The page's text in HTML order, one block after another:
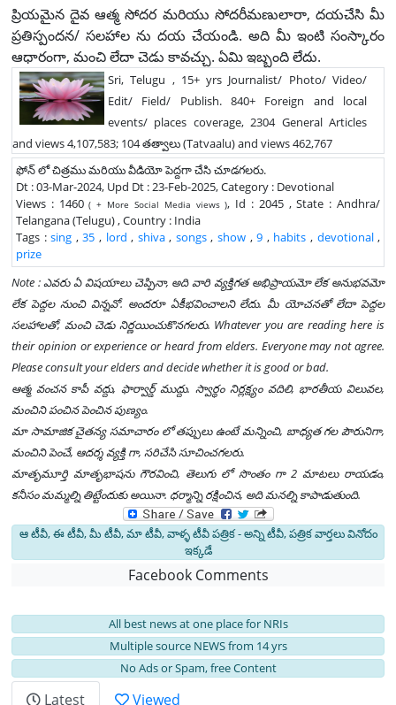
ప్రియమైన దైవ ఆత్మ సోదర మరియు సోదరీమణులారా, దయచేసి మీ
ప్రతిస్పందన/ సలహాల ను దయ చేయండి. అది మీ ఇంటి సంస్కారం
ఆధారంగా, మంచి లేదా చెడు కావచ్చు. ఏమి ఇబ్బంది లేదు.
Sri, Telugu , 15+ yrs Journalist/ Photo/ Video/
Edit/ Field/ Publish. 840+ Foreign and local
events/ places coverage, 2304 General Articles
and views 4,107,583; 104 తత్వాలు (Tatvaalu) and views 462,767
ఫోన్ లో చిత్రము మరియు వీడియో పెద్దగా చేసి చూడగలరు.
Dt : 03-Mar-2024, Upd Dt : 23-Feb-2025, Category : Devotional
Views : 1460( + More Social Media views ), Id : 2045 , State : Andhra/
Telangana (Telugu) , Country : India
Tags :sing ,35 , lord , shiva, songs,show ,9 , habits , devotional,
prize
Note : ఎవరు ఏ విషయాలు చెప్పినా, అది వారి వ్యక్తిగత అభిప్రాయమో లేక అనుభవమో
లేక పెద్దల నుంచి విన్నవో. అందరూ ఏకీభవించాలని లేదు. మీ యోచనతో లేదా పెద్దల
సలహాలతో, మంచి చెడు నిర్ణయించుకొనగలరు. Whatever you are reading here is
their opinion or experience or heard from elders. Everyone may not agree.
Please consult your elders and decide whether it is good or bad.
ఆత్మ వంచన కాపీ వద్దు, ఫార్వార్డ్ ముద్దు. స్వార్థం నిర్లక్ష్యం వదిలి, భారతీయ విలువల,
మంచిని పంచిన పెంచిన పుణ్యం.
మా సామాజిక చైతన్య సమాచారం లో తప్పులు ఉంటే మన్నించి, బాధ్యత గల పౌరునిగా,
మంచిని పెంచే, ఆదర్శ వ్యక్తి గా, సరిచేసి సూచించగలరు.
మాతృమూర్తి మాతృభాషను గౌరవించి, తెలుగు లో సొంతం గా 2 మాటలు రాయడం,
కనీసం మమ్మల్ని తిట్టేందుకు అయినా. ధర్మాన్ని రక్షించిన, అది మనల్ని కాపాడుతుంది.
ఆ టీవీ, ఈ టీవీ, మీ టీవీ, మా టీవీ, వాళ్ళ టీవీ పత్రిక - అన్ని టీవీ, పత్రిక వార్తలు వినోదం
ఇక్కడే
Facebook Comments
All best news at one place for NRIs
Multiple source NEWS from 14 yrs
No Ads or Spam, free Content
Latest
Viewed